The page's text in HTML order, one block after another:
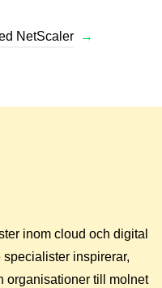
NetScaler →
inom cloud och digital
inspirerar,
organisationer till molnet